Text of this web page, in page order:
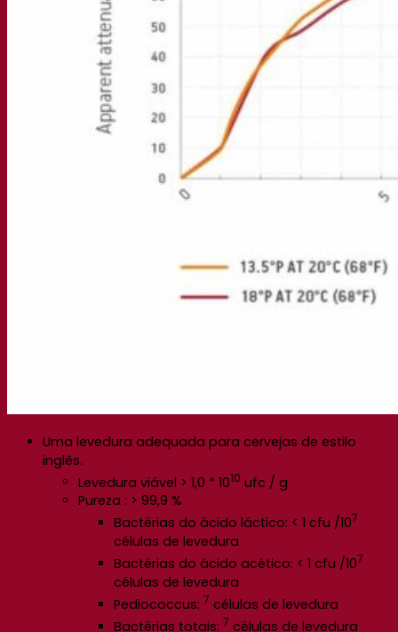
Uma levedura adequada para cervejas de estilo
inglês.
Levedura viável > 1,0 * 1010 ufc / g
Pureza : > 99,9 %
Bactérias do ácido láctico: < 1 cfu /107
células de levedura
Bactérias do ácido acético: < 1 cfu /107
células de levedura
Pediococcus: 7 células de levedura
Bactérias totais: 7 células de levedura